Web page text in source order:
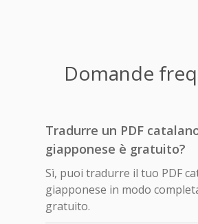
Domande
Tradurre un PDF
giapponese è gratuito?
Sì, puoi tradurre il tuo PDF
giapponese in modo
gratuito.